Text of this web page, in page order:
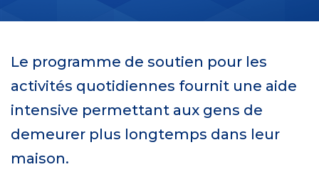
Le programme de soutien pour les
activités quotidiennes fournit une aide
intensive permettant aux gens de
demeurer plus longtemps dans leur
maison.